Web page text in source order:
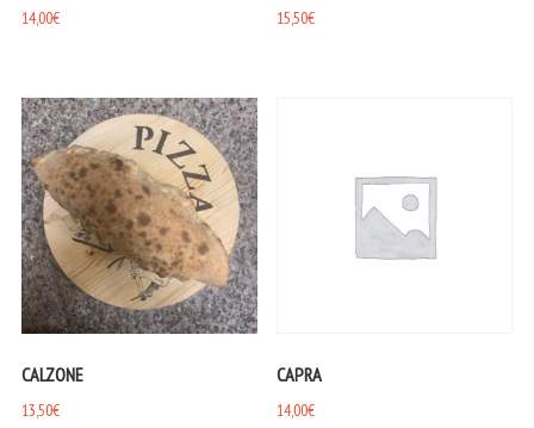
14,00€ 15,50€
CALZONE
13,50€
CAPRA
14,00€